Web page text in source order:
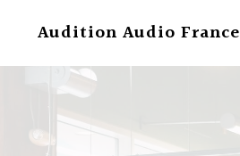
au
Audition Audio France